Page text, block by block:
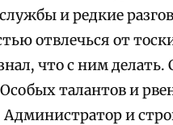
и редкие
отвлечься от
что с ним
талантов и
и